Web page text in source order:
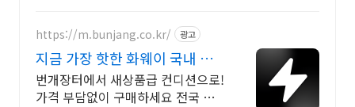
https://m.bunjang.co.kr/ 광고
지금 가장 핫한 화웨이 국내 최
대 브랜드 중고거래
번개장터에서 새상품급 컨디션으로!
가격 부담없이 구매하세요 전국 각